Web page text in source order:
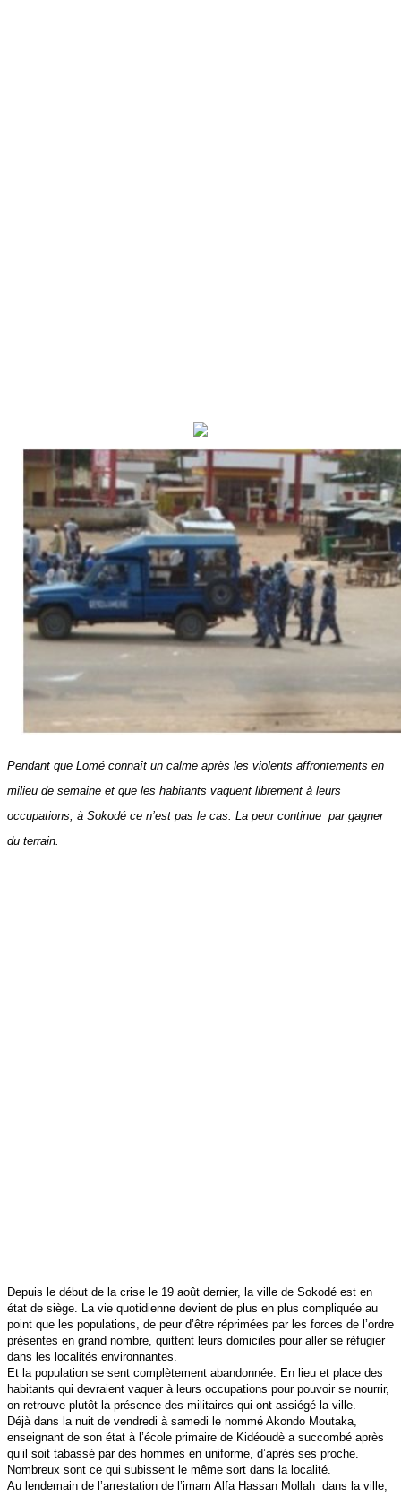
Pendant que Lomé connaît un calme après les violents affrontements en
milieu de semaine et que les habitants vaquent librement à leurs
occupations, à Sokodé ce n’est pas le cas. La peur continue par gagner
du terrain.
Depuis le début de la crise le 19 août dernier, la ville de Sokodé est en
état de siège. La vie quotidienne devient de plus en plus compliquée au
point que les populations, de peur d’être réprimées par les forces de l’ordre
présentes en grand nombre, quittent leurs domiciles pour aller se réfugier
dans les localités environnantes.
Et la population se sent complètement abandonnée. En lieu et place des
habitants qui devraient vaquer à leurs occupations pour pouvoir se nourrir,
on retrouve plutôt la présence des militaires qui ont assiégé la ville.
Déjà dans la nuit de vendredi à samedi le nommé Akondo Moutaka,
enseignant de son état à l’école primaire de Kidéoudè a succombé après
qu’il soit tabassé par des hommes en uniforme, d’après ses proche.
Nombreux sont ce qui subissent le même sort dans la localité.
Au lendemain de l’arrestation de l’imam Alfa Hassan Mollah dans la ville,